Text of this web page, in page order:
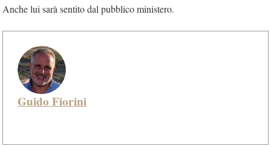
Anche lui sarà sentito dal pubblico ministero.
Guido Fiorini